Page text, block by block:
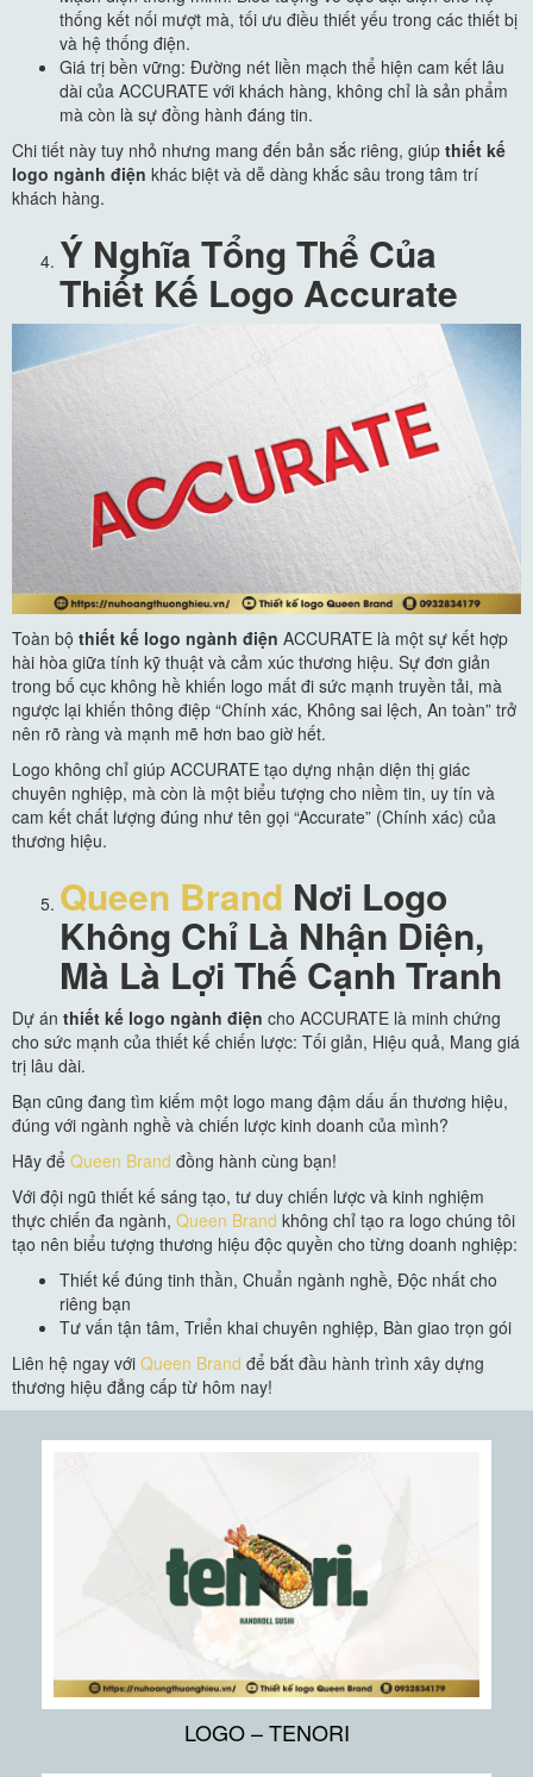
thống kết nối mượt mà, tối ưu điều thiết yếu trong các thiết bị
và hệ thống điện.
Giá trị bền vững: Đường nét liền mạch thể hiện cam kết lâu
dài của ACCURATE với khách hàng, không chỉ là sản phẩm
mà còn là sự đồng hành đáng tin.
Chi tiết này tuy nhỏ nhưng mang đến bản sắc riêng, giúp thiết kế
logo ngành điện khác biệt và dễ dàng khắc sâu trong tâm trí
khách hàng.
Ý Nghĩa Tổng Thể Của
Thiết Kế Logo Accurate
Toàn bộ thiết kế logo ngành điện ACCURATE là một sự kết hợp
hài hòa giữa tính kỹ thuật và cảm xúc thương hiệu. Sự đơn giản
trong bố cục không hề khiến logo mất đi sức mạnh truyền tải, mà
ngược lại khiến thông điệp “Chính xác, Không sai lệch, An toàn” trở
nên rõ ràng và mạnh mẽ hơn bao giờ hết.
Logo không chỉ giúp ACCURATE tạo dựng nhận diện thị giác
chuyên nghiệp, mà còn là một biểu tượng cho niềm tin, uy tín và
cam kết chất lượng đúng như tên gọi “Accurate” (Chính xác) của
thương hiệu.
Queen Brand Nơi Logo
Không Chỉ Là Nhận Diện,
Mà Là Lợi Thế Cạnh Tranh
Dự án thiết kế logo ngành điện cho ACCURATE là minh chứng
cho sức mạnh của thiết kế chiến lược: Tối giản, Hiệu quả, Mang giá
trị lâu dài.
Bạn cũng đang tìm kiếm một logo mang đậm dấu ấn thương hiệu,
đúng với ngành nghề và chiến lược kinh doanh của mình?
Hãy để Queen Brand đồng hành cùng bạn!
Với đội ngũ thiết kế sáng tạo, tư duy chiến lược và kinh nghiệm
thực chiến đa ngành, Queen Brand không chỉ tạo ra logo chúng tôi
tạo nên biểu tượng thương hiệu độc quyền cho từng doanh nghiệp:
Thiết kế đúng tinh thần, Chuẩn ngành nghề, Độc nhất cho
riêng bạn
Tư vấn tận tâm, Triển khai chuyên nghiệp, Bàn giao trọn gói
Liên hệ ngay với Queen Brand để bắt đầu hành trình xây dựng
thương hiệu đẳng cấp từ hôm nay!
LOGO – TENORI